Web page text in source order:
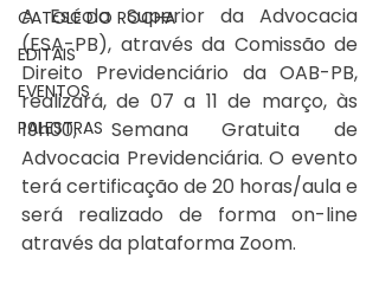
CATOLÉ DO ROCHA
EDITAIS
EVENTOS
PALESTRAS
A Escola Superior da Advocacia
(ESA-PB), através da Comissão de
Direito Previdenciário da OAB-PB,
realizará, de 07 a 11 de março, às
19h00, Semana Gratuita de
Advocacia Previdenciária. O evento
terá certificação de 20 horas/aula e
será realizado de forma on-line
através da plataforma Zoom.